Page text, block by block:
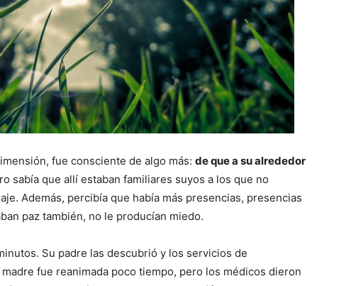
fue consciente de algo más: de que a su alrededor
sabía que allí estaban familiares suyos a los que no
Además, percibía que había más presencias, presencias
paz también, no le producían miedo.
Su padre las descubrió y los servicios de
fue reanimada poco tiempo, pero los médicos dieron